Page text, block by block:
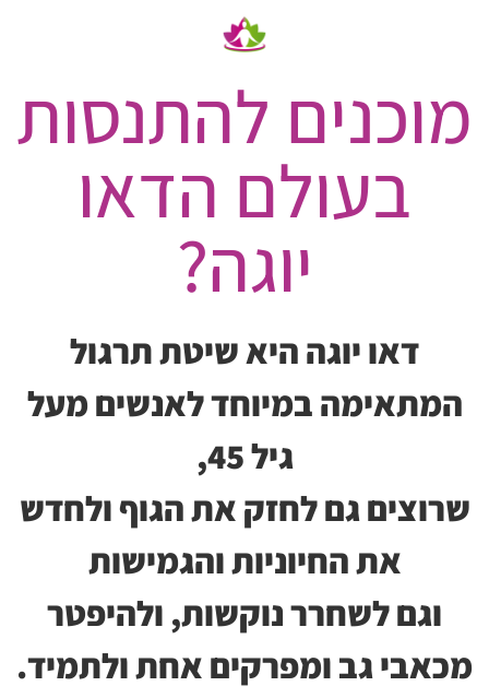
מוכנים להתנסות
בעולם הדאו
יוגה?
דאו יוגה היא שיטת תרגול
המתאימה במיוחד לאנשים מעל
גיל 45,
שרוצים גם לחזק את הגוף ולחדש
את החיוניות והגמישות
וגם לשחרר נוקשות, ולהיפטר
מכאבי גב ומפרקים אחת ולתמיד.